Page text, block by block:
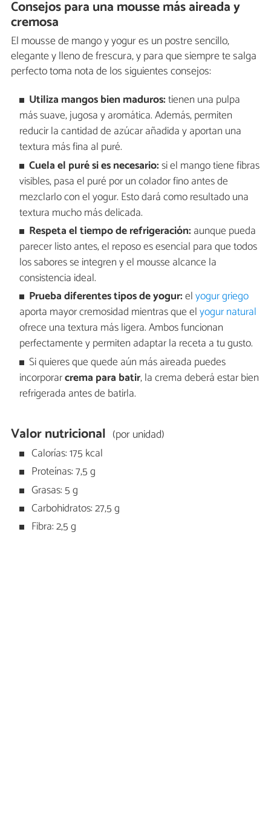
Consejos para una mousse más aireada y
cremosa
El mousse de mango y yogur es un postre sencillo,
elegante y lleno de frescura, y para que siempre te salga
perfecto toma nota de los siguientes consejos:
Utiliza mangos bien maduros:tienen una pulpa
más suave, jugosa y aromática. Además, permiten
reducir la cantidad de azúcar añadida y aportan una
textura más fina al puré.
Cuela el puré si es necesario:si el mango tiene fibras
visibles, pasa el puré por un colador fino antes de
mezclarlo con el yogur. Esto dará como resultado una
textura mucho más delicada.
Respeta el tiempo de refrigeración: aunque pueda
parecer listo antes, el reposo es esencial para que todos
los sabores se integren y el mousse alcance la
consistencia ideal.
Prueba diferentes tipos de yogur:elyogur griego
aporta mayor cremosidad mientras que elyogur natural
ofrece una textura más ligera. Ambos funcionan
perfectamente y permiten adaptar la receta a tu gusto.
Si quieres que quede aún más aireada puedes
incorporarcrema para batir, la crema deberá estar bien
refrigerada antes de batirla.
Valor nutricional (por unidad)
Calorías: 175 kcal
Proteínas: 7,5 g
Grasas: 5 g
Carbohidratos: 27,5 g
Fibra: 2,5 g